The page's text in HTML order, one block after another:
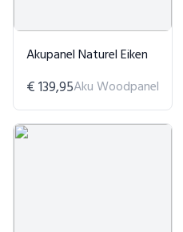
Akupanel Naturel Eiken
€ 139,95Aku Woodpanel